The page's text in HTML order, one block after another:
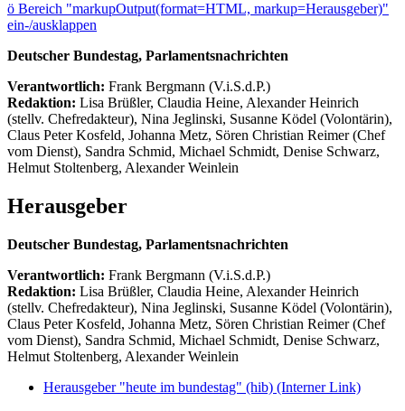
ö Bereich "markupOutput(format=HTML, markup=Herausgeber)"
ein-/ausklappen
Deutscher Bundestag, Parlamentsnachrichten
Verantwortlich: Frank Bergmann (V.i.S.d.P.)
Redaktion: Lisa Brüßler, Claudia Heine, Alexander Heinrich
(stellv. Chefredakteur), Nina Jeglinski, Susanne Ködel (Volontärin),
Claus Peter Kosfeld, Johanna Metz, Sören Christian Reimer (Chef
vom Dienst), Sandra Schmid, Michael Schmidt, Denise Schwarz,
Helmut Stoltenberg, Alexander Weinlein
Herausgeber
Deutscher Bundestag, Parlamentsnachrichten
Verantwortlich: Frank Bergmann (V.i.S.d.P.)
Redaktion: Lisa Brüßler, Claudia Heine, Alexander Heinrich
(stellv. Chefredakteur), Nina Jeglinski, Susanne Ködel (Volontärin),
Claus Peter Kosfeld, Johanna Metz, Sören Christian Reimer (Chef
vom Dienst), Sandra Schmid, Michael Schmidt, Denise Schwarz,
Helmut Stoltenberg, Alexander Weinlein
Herausgeber "heute im bundestag" (hib) (Interner Link)